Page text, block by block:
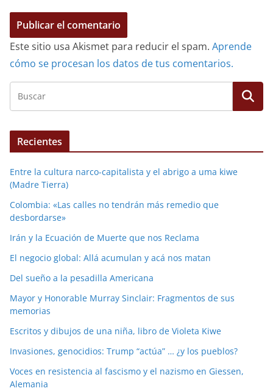
Este sitio usa Akismet para reducir el spam. Aprende
cómo se procesan los datos de tus comentarios.
Recientes
Entre la cultura narco-capitalista y el abrigo a uma kiwe
(Madre Tierra)
Colombia: «Las calles no tendrán más remedio que
desbordarse»
Irán y la Ecuación de Muerte que nos Reclama
El negocio global: Allá acumulan y acá nos matan
Del sueño a la pesadilla Americana
Mayor y Honorable Murray Sinclair: Fragmentos de sus
memorias
Escritos y dibujos de una niña, libro de Violeta Kiwe
Invasiones, genocidios: Trump “actúa” … ¿y los pueblos?
Voces en resistencia al fascismo y el nazismo en Giessen,
Alemania